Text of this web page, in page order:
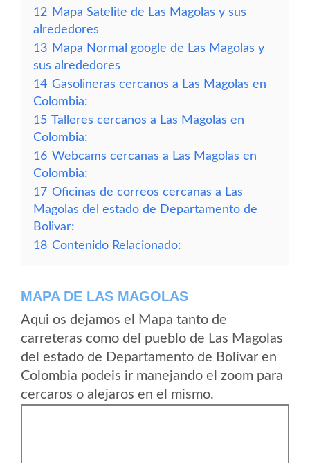
12 Mapa Satelite de Las Magolas y sus
alrededores
13 Mapa Normal google de Las Magolas y
sus alrededores
14 Gasolineras cercanos a Las Magolas en
Colombia:
15 Talleres cercanos a Las Magolas en
Colombia:
16 Webcams cercanas a Las Magolas en
Colombia:
17 Oficinas de correos cercanas a Las
Magolas del estado de Departamento de
Bolivar:
18 Contenido Relacionado:
MAPA DE LAS MAGOLAS
Aqui os dejamos el Mapa tanto de
carreteras como del pueblo de Las Magolas
del estado de Departamento de Bolivar en
Colombia podeis ir manejando el zoom para
cercaros o alejaros en el mismo.